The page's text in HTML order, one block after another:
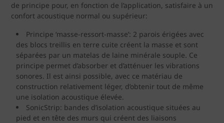
de principe pour, en fonction de l’application, satisfaire à un
confort acoustique normal ou supérieur:
Principe ‘masse-ressort-masse’: 2 parois érigées avec
des blocs treillis en terre cuite créent la masse et sont
séparées par un matelas de laine minérale souple. Ce
principe permet d’absorber et d’atténuer les vibrations
sonores. Il est ainsi possible, avec ce matériau de
construction relativement léger, d’obtenir tout de même
une isolation acoustique élevée.
SonicStrip: bandes d’isolation acoustique situées au
pied et en tête des murs qui créent des liaisons